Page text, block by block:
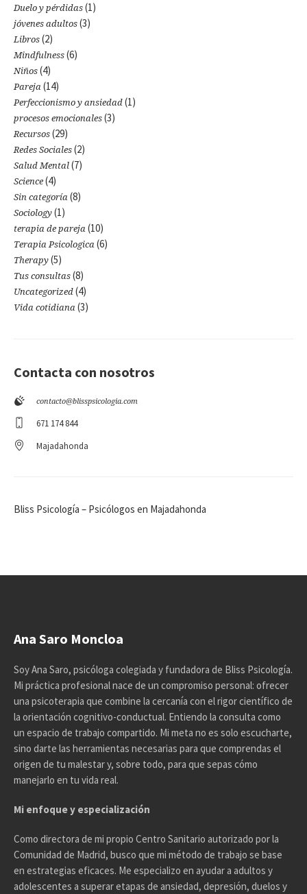
Duelo y pérdidas (1)
jóvenes adultos (3)
Libros (2)
Mindfulness (6)
Niños (4)
Pareja (14)
Perfeccionismo y ansiedad (1)
procesos emocionales (3)
Recursos (29)
Redes Sociales (2)
Salud Mental (7)
Science (4)
Sin categoría (8)
Sociology (1)
terapia de pareja (10)
Terapia Psicologica (6)
Therapy (5)
Tus consultas (8)
Uncategorized (4)
Vida cotidiana (3)
Contacta con nosotros
contacto@blisspsicologia.com
671 174 844
Majadahonda
Bliss Psicología – Psicólogos en Majadahonda
Ana Saro Moncloa
Soy Ana Saro, psicóloga colegiada y fundadora de Bliss Psicología.
Mi práctica profesional nace de un compromiso personal: ofrecer
una psicoterapia que combine la cercanía con el rigor científico de
la orientación cognitivo-conductual. Entiendo la consulta como
un espacio de trabajo compartido. Mi meta no es solo escucharte,
sino darte las herramientas necesarias para que comprendas el
origen de tu malestar y, sobre todo, para que sepas cómo
manejarlo en tu vida real.
Mi enfoque y especialización
Como directora de mi propio Centro Sanitario autorizado por la
Comunidad de Madrid, busco que mi método de trabajo se base
en estrategias eficaces. Me especializo en ayudar a adultos y
adolescentes a superar etapas de ansiedad, depresión, duelos y